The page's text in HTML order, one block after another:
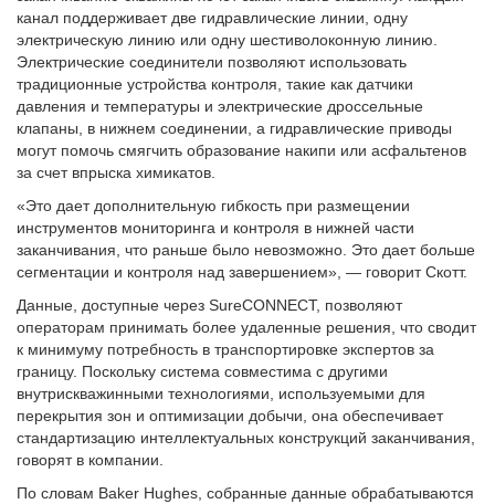
канал поддерживает две гидравлические линии, одну
электрическую линию или одну шестиволоконную линию.
Электрические соединители позволяют использовать
традиционные устройства контроля, такие как датчики
давления и температуры и электрические дроссельные
клапаны, в нижнем соединении, а гидравлические приводы
могут помочь смягчить образование накипи или асфальтенов
за счет впрыска химикатов.
«Это дает дополнительную гибкость при размещении
инструментов мониторинга и контроля в нижней части
заканчивания, что раньше было невозможно. Это дает больше
сегментации и контроля над завершением», — говорит Скотт.
Данные, доступные через SureCONNECT, позволяют
операторам принимать более удаленные решения, что сводит
к минимуму потребность в транспортировке экспертов за
границу. Поскольку система совместима с другими
внутрискважинными технологиями, используемыми для
перекрытия зон и оптимизации добычи, она обеспечивает
стандартизацию интеллектуальных конструкций заканчивания,
говорят в компании.
По словам Baker Hughes, собранные данные обрабатываются